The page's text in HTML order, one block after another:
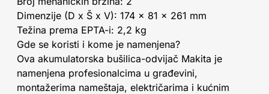
Dimenzije (D x Š x V): 174 x 81 x 261 mm
Težina prema EPTA-i: 2,2 kg
Gde se koristi i kome je namenjena?
Ova akumulatorska bušilica-odvijač Makita je
namenjena profesionalcima u građevini,
montažerima nameštaja, električarima i kućnim